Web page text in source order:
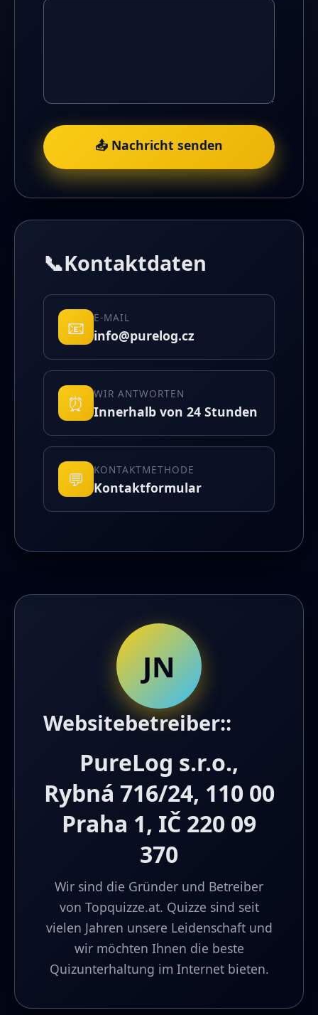
📤 Nachricht senden
📞Kontaktdaten
📧 E-MAIL
info@purelog.cz
⏰ WIR ANTWORTEN
Innerhalb von 24 Stunden
💬 KONTAKTMETHODE
Kontaktformular
JN
Websitebetreiber::
PureLog s.r.o.,
Rybná 716/24, 110 00
Praha 1, IČ 220 09
370
Wir sind die Gründer und Betreiber
von Topquizze.at. Quizze sind seit
vielen Jahren unsere Leidenschaft und
wir möchten Ihnen die beste
Quizunterhaltung im Internet bieten.